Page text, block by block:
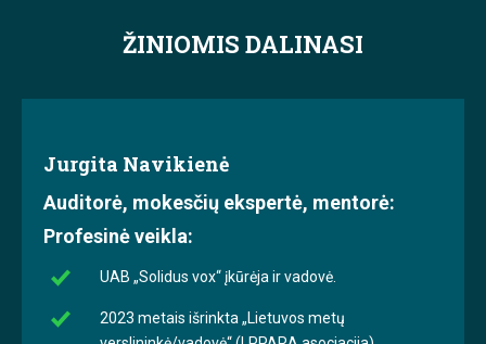
ŽINIOMIS DALINASI
Jurgita Navikienė
Auditorė, mokesčių ekspertė, mentorė:
Profesinė veikla:
UAB „Solidus vox“ įkūrėja ir vadovė.
2023 metais išrinkta „Lietuvos metų